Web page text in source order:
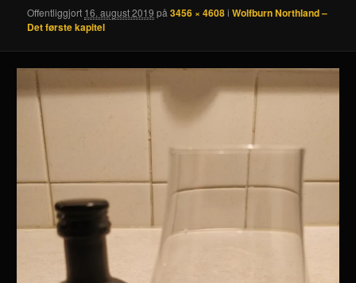
Offentliggjort 16. august 2019 på3456 × 4608iWolfburn Northland –
Det første kapitel